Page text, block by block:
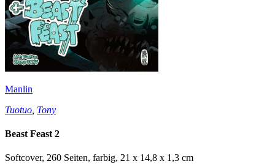
Manlin
Tuotuo Tony
Beast Feast 2
Softcover, 260 Seiten, farbig, 21 x 14,8 x 1,3 cm